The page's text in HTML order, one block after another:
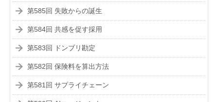
第585回 失敗からの誕生
第584回 共感を促す採用
第583回 ドンブリ勘定
第582回 保険料を算出方法
第581回 サプライチェーン